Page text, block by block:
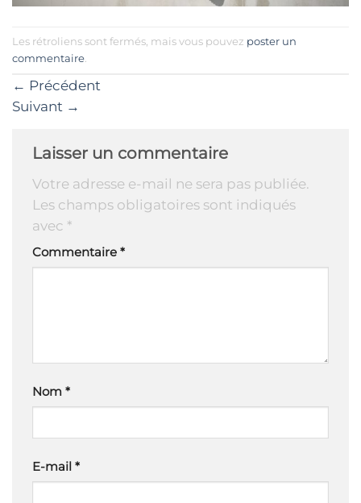
Les rétroliens sont fermés, mais vous pouvez poster un
commentaire
← Précédent
Suivant →
Laisser un commentaire
Votre adresse e-mail ne sera pas publiée.
Les champs obligatoires sont indiqués
avec *
Commentaire *
Nom *
E-mail *